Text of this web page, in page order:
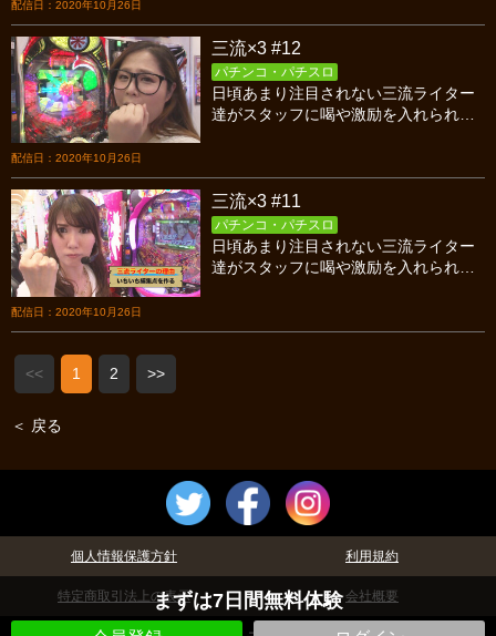
まずは7日間無料体験
配信日：2020年10月26日
当りを引けるのか？
配信日：2020年10月26日
三流×3 #12
パチンコ・パチスロ
日頃あまり注目されない三流ライター
達がスタッフに喝や激励を入れられつ
サバイバル！
配信日：2020年10月26日
三流×3 #11
パチンコ・パチスロ
日頃あまり注目されない三流ライター
達がスタッフに喝や激励を入れられつ
サバイバル！
<< 1 2 >>
＜ 戻る
個人情報保護方針 利用規約
特定商取引法上の表示 会社概要